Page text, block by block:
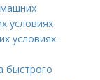
условиях
условиях.
быстрого